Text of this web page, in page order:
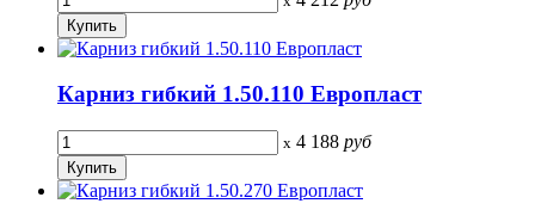
Карниз гибкий 1.50.110 Европласт
x 4 188 руб